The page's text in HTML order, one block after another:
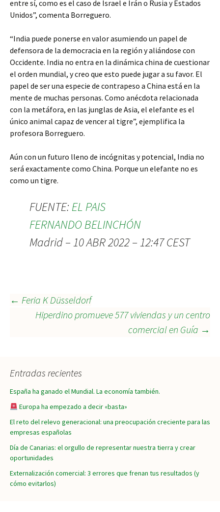
entre sí, como es el caso de Israel e Irán o Rusia y Estados
Unidos”, comenta Borreguero.
“India puede ponerse en valor asumiendo un papel de
defensora de la democracia en la región y aliándose con
Occidente. India no entra en la dinámica china de cuestionar
el orden mundial, y creo que esto puede jugar a su favor. El
papel de ser una especie de contrapeso a China está en la
mente de muchas personas. Como anécdota relacionada
con la metáfora, en las junglas de Asia, el elefante es el
único animal capaz de vencer al tigre”, ejemplifica la
profesora Borreguero.
Aún con un futuro lleno de incógnitas y potencial, India no
será exactamente como China. Porque un elefante no es
como un tigre.
FUENTE: EL PAIS
FERNANDO BELINCHÓN
Madrid – 10 ABR 2022 – 12:47 CEST
Navegación
entradas
← Feria K Düsseldorf
Hiperdino promueve 577 viviendas y un centro
comercial en Guía →
Entradas recientes
España ha ganado el Mundial. La economía también.
Europa ha empezado a decir «basta»
El reto del relevo generacional: una preocupación creciente para las
empresas españolas
Día de Canarias: el orgullo de representar nuestra tierra y crear
oportunidades
Externalización comercial: 3 errores que frenan tus resultados (y
cómo evitarlos)